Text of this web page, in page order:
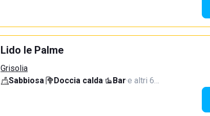
Lido le Palme
Grisolia
Sabbiosa· Doccia calda· Bar·e altri 6…